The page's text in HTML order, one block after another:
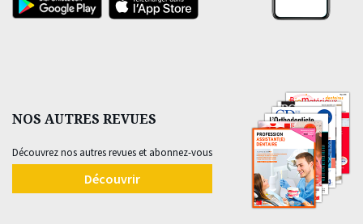
NOS AUTRES REVUES
Découvrez nos autres revues et abonnez-vous
Découvrir